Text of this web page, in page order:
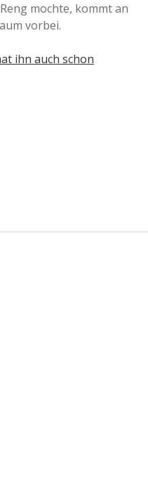
mochte, kommt an
vorbei.
ihn auch schon